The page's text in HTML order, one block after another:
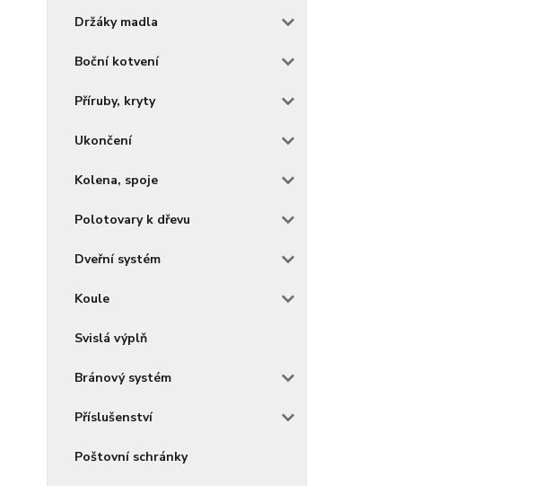
Držáky madla
Boční kotvení
Příruby, kryty
Ukončení
Kolena, spoje
Polotovary k dřevu
Dveřní systém
Koule
Svislá výplň
Bránový systém
Příslušenství
Poštovní schránky